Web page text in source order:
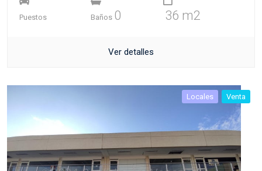
Puestos Baños 0 36 m2
Ver detalles
Locales Venta